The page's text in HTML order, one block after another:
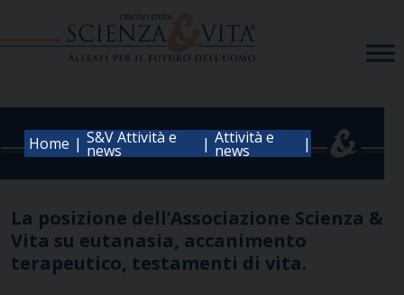
Home | S&V Attività e
news | Attività e
news |
La posizione dell’Associazione Scienza &
Vita su eutanasia, accanimento
terapeutico, testamenti di vita.